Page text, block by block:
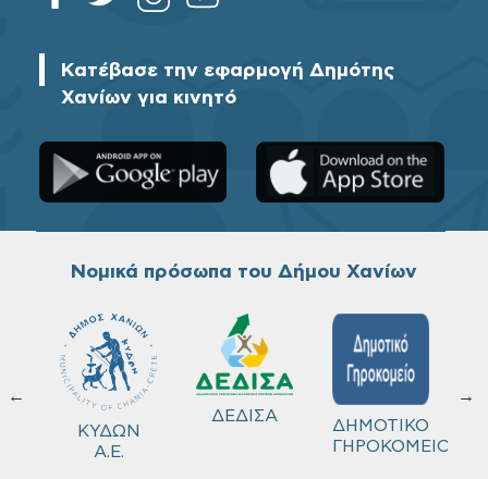
Κατέβασε την εφαρμογή Δημότης
Χανίων για κινητό
Νομικά πρόσωπα του Δήμου Χανίων
←
ΚΥΔΩΝ
Α.Ε.
ΔΕΔΙΣΑ
ΔΗΜΟΤΙΚΟ
ΓΗΡΟΚΟΜΕΙΟ
→